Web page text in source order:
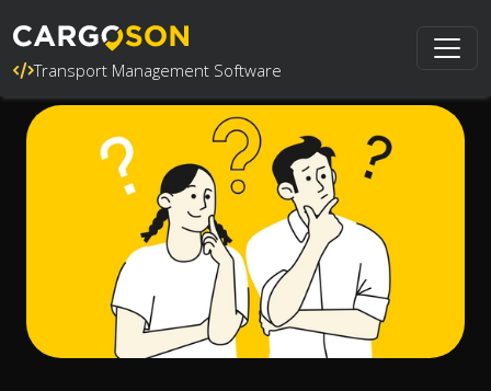
Transport Management Software